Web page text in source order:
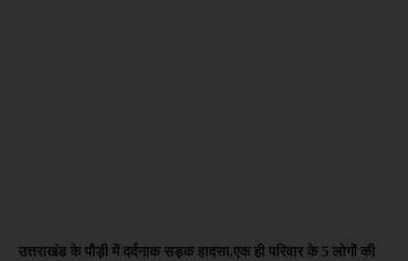
उत्तराखंड के पौड़ी में दर्दनाक सड़क हादसा,एक ही परिवार के 5 लोगों की